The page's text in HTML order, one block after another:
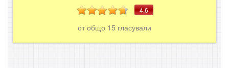
4,6
от общо 15 гласували